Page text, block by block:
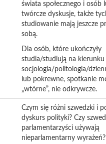
świata społecznego i osób
twórcze dyskusje, także
studiowanie mają jeszcze
sobą.
Dla osób, które ukończyły
studia/studiują na kierunku
socjologia/politologia/
lub pokrewne, spotkanie
„wtórne”, nie odkrywcze.
Czym się różni szwedzki i
dyskurs polityki? Czy
parlamentarzyści używają
nieparlamentarny